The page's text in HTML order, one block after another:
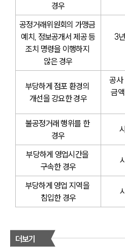
경우
공정거래위원회의 가맹금
예치, 정보공개서 제공 등
조치 명령을 이행하지
않은 경우
3
부당하게 점포 환경의
개선을 강요한 경우
공
금
불공정거래 행위를 한
경우
부당하게 영업시간을
구속한 경우
부당하게 영업 지역을
침입한 경우
더보기